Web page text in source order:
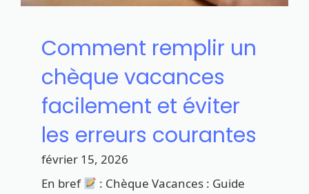
Comment remplir un
chèque vacances
facilement et éviter
les erreurs courantes
février 15, 2026
En bref
: Chèque Vacances : Guide